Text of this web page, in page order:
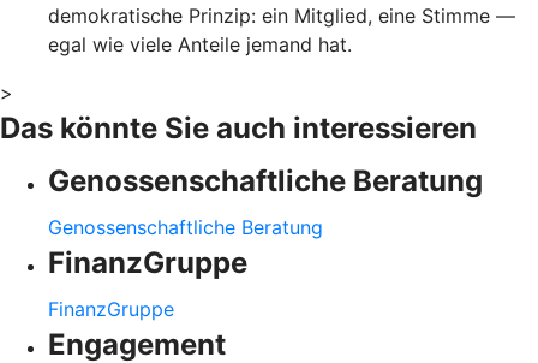
demokratische Prinzip: ein Mitglied, eine Stimme —
egal wie viele Anteile jemand hat.
>
Das könnte Sie auch interessieren
Genossenschaftliche Beratung
Genossenschaftliche Beratung
FinanzGruppe
FinanzGruppe
Engagement